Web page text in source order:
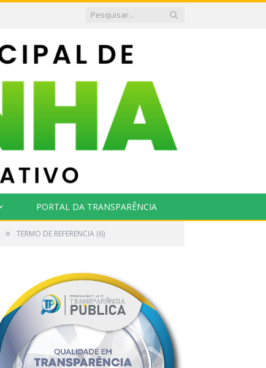
PORTAL DA TRANSPARÊNCIA
» TERMO DE REFERENCIA (6)